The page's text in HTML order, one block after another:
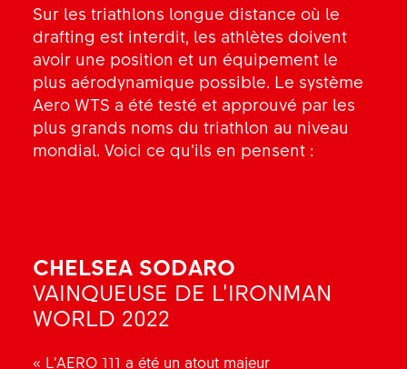
Sur les triathlons longue distance où le
drafting est interdit, les athlètes doivent
avoir une position et un équipement le
plus aérodynamique possible. Le système
Aero WTS a été testé et approuvé par les
plus grands noms du triathlon au niveau
mondial. Voici ce qu’ils en pensent :
CHELSEA SODARO
VAINQUEUSE DE L’IRONMAN
WORLD 2022
« L’AERO 111 a été un atout majeur
SAM LONG
CHAMPION DE PLUSIEURS
ÉDITIONS D’IRONMAN ET